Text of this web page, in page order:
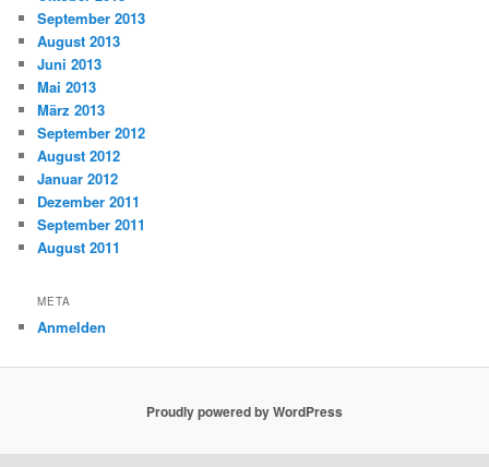
September 2013
August 2013
Juni 2013
Mai 2013
März 2013
September 2012
August 2012
Januar 2012
Dezember 2011
September 2011
August 2011
META
Anmelden
Proudly powered by WordPress